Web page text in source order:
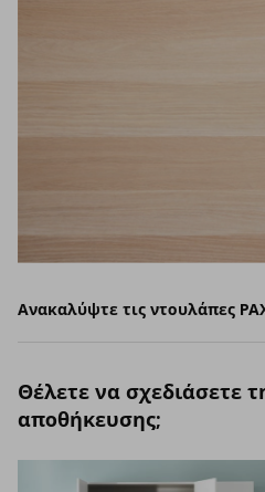
Ανακαλύψτε τις ντουλάπες
Θέλετε να σχεδιάσετε
αποθήκευσης;